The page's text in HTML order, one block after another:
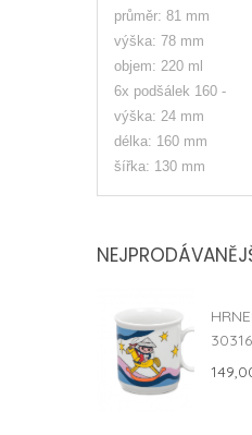
průměr: 81 mm
výška: 78 mm
objem: 220 ml
6x podšálek 160 -
výška: 24 mm
délka: 160 mm
šířka: 130 mm